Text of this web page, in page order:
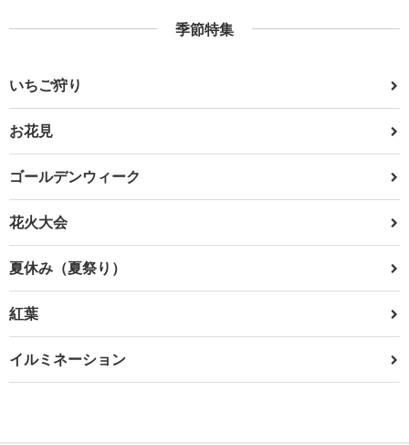
季節特集
いちご狩り
お花見
ゴールデンウィーク
花火大会
夏休み（夏祭り）
紅葉
イルミネーション